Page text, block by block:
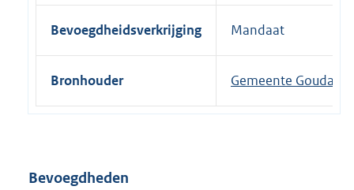
Bevoegdheidsverkrijging Mandaat
Bronhouder Gemeente Gouda
Bevoegdheden